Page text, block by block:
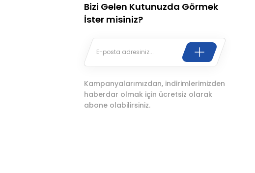
Bizi Gelen Kutunuzda Görmek
İster misiniz?
Kampanyalarımızdan, indirimlerimizden
haberdar olmak için ücretsiz olarak
abone olabilirsiniz.